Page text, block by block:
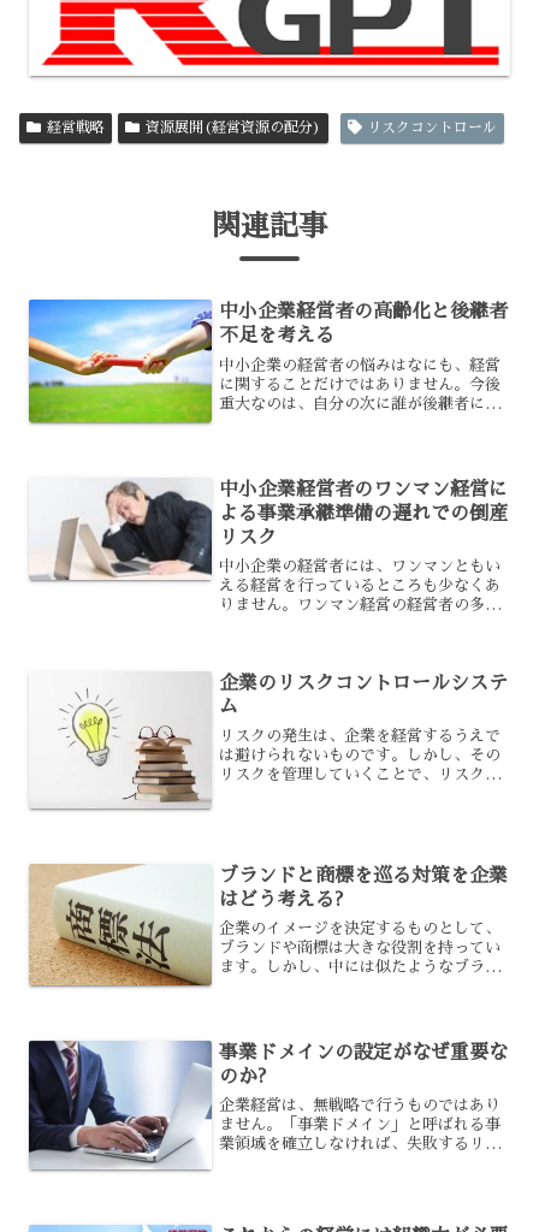
経営戦略 資源展開(経営資源の配分) リスクコントロール
関連記事
中小企業経営者の高齢化と後継者
不足を考える
中小企業の経営者の悩みはなにも、経営
に関することだけではありません。今後
重大なのは、自分の次に誰が後継者にな
ん。本記事では、中小企業の...
中小企業経営者のワンマン経営に
よる事業承継準備の遅れでの倒産
リスク
中小企業の経営者には、ワンマンともい
える経営を行っているところも少なくあ
りません。ワンマン経営の経営者の多く
業承継の準備が遅れると倒産...
企業のリスクコントロールシステ
ム
リスクの発生は、企業を経営するうえで
は避けられないものです。しかし、その
リスクを管理していくことで、リスクの
ブランドと商標を巡る対策を企業
はどう考える?
企業のイメージを決定するものとして、
ブランドや商標は大きな役割を持ってい
ます。しかし、中には似たようなブラン
したブランドや商標を守る...
事業ドメインの設定がなぜ重要な
のか?
企業経営は、無戦略で行うものではあり
ません。「事業ドメイン」と呼ばれる事
業領域を確立しなければ、失敗するリス